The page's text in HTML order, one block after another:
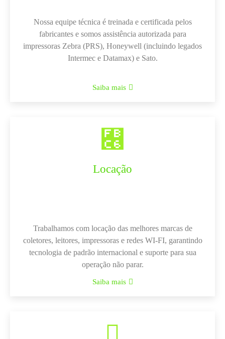
Nossa equipe técnica é treinada e certificada pelos
fabricantes e somos assistência autorizada para
impressoras Zebra (PRS), Honeywell (incluindo legados
Intermec e Datamax) e Sato.
Saiba mais
Locação
Trabalhamos com locação das melhores marcas de
coletores, leitores, impressoras e redes WI-FI, garantindo
tecnologia de padrão internacional e suporte para sua
operação não parar.
Saiba mais